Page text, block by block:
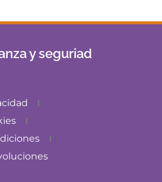
y seguriad